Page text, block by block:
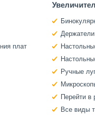
плат
Держатели
Ручные
Перейти в
Все виды